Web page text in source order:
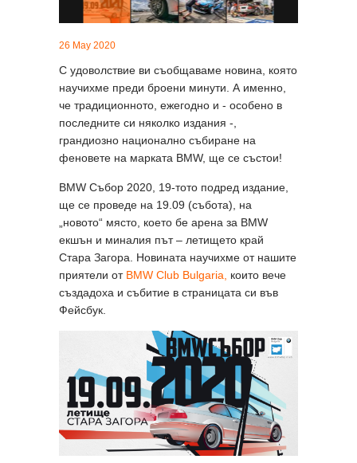
26 May 2020
С удоволствие ви съобщаваме новина, която
научихме преди броени минути. А именно,
че традиционното, ежегодно и - особено в
последните си няколко издания -,
грандиозно национално събиране на
феновете на марката BMW, ще се състои!
BMW Събор 2020, 19-тото подред издание,
ще се проведе на 19.09 (събота), на
„новото“ място, което бе арена за BMW
екшън и миналия път – летището край
Стара Загора. Новината научихме от нашите
приятели от BMW Club Bulgaria,
които вече
създадоха и събитие в страницата си във
Фейсбук.